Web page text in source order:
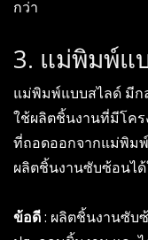
กว่า
3. แม่พิมพ์แ
แม่พิมพ์แบบสไลด์ มีก
ใช้ผลิตชิ้นงานที่มีโค
ที่ถอดออกจากแม่พิม
ผลิตชิ้นงานซับซ้อนไ
ข้อดี: ผลิตชิ้นงานซับ